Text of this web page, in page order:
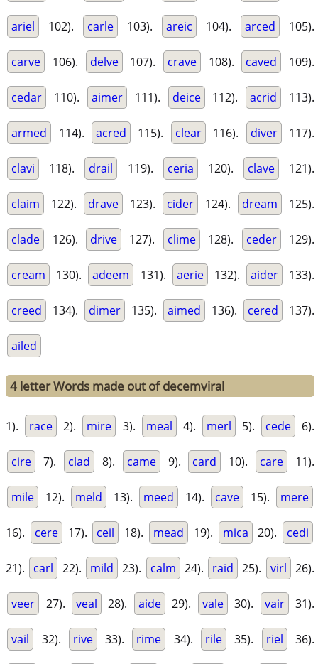
ariel 102). carle 103). areic 104). arced 105).
carve 106). delve 107). crave 108). caved 109).
cedar 110). aimer 111). deice 112). acrid 113).
armed 114). acred 115). clear 116). diver 117).
clavi 118). drail 119). ceria 120). clave 121).
claim 122). drave 123). cider 124). dream 125).
clade 126). drive 127). clime 128). ceder 129).
cream 130). adeem 131). aerie 132). aider 133).
creed 134). dimer 135). aimed 136). cered 137).
ailed
4 letter Words made out of decemviral
1). race 2). mire 3). meal 4). merl 5). cede 6).
cire 7). clad 8). came 9). card 10). care 11).
mile 12). meld 13). meed 14). cave 15). mere
16). cere 17). ceil 18). mead 19). mica 20). cedi
21). carl 22). mild 23). calm 24). raid 25). virl 26).
veer 27). veal 28). aide 29). vale 30). vair 31).
vail 32). rive 33). rime 34). rile 35). riel 36).